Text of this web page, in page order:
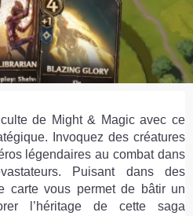
de Might & Magic avec ce
Invoquez des créatures
légendaires au combat dans
Puisant dans des
carte vous permet de bâtir un
l’héritage de cette saga